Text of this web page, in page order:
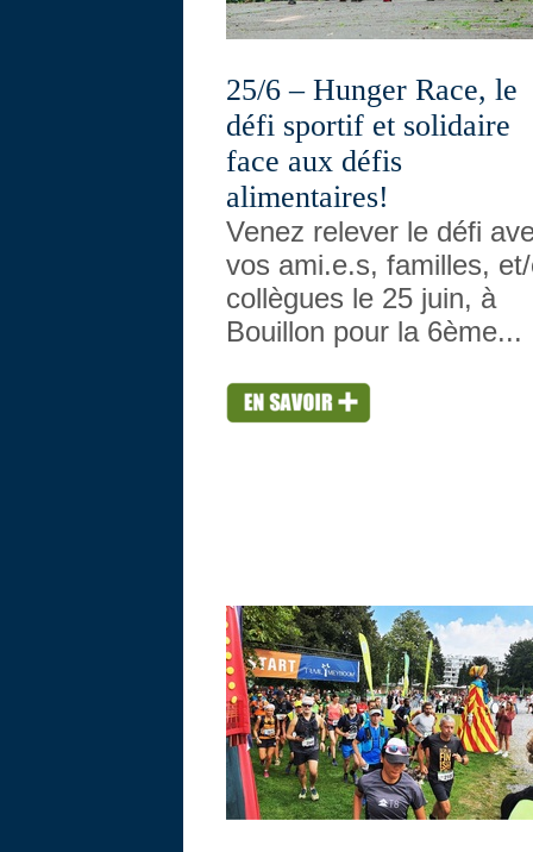
25/6 – Hunger Race, le
défi sportif et solidaire
face aux défis
alimentaires!
Venez relever le défi
vos ami.e.s, familles,
collègues le 25 juin, à
Bouillon pour la 6ème...